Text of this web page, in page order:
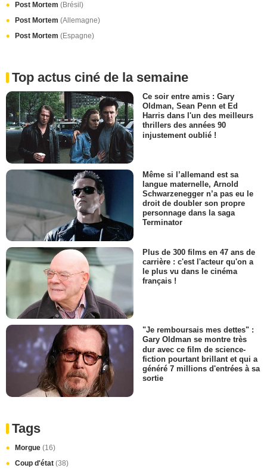
Post Mortem (Brésil)
Post Mortem (Allemagne)
Post Mortem (Espagne)
Top actus ciné de la semaine
Ce soir entre amis : Gary
Oldman, Sean Penn et Ed
Harris dans l'un des meilleurs
thrillers des années 90
injustement oublié !
Même si l’allemand est sa
langue maternelle, Arnold
Schwarzenegger n’a pas eu le
droit de doubler son propre
personnage dans la saga
Terminator
Plus de 300 films en 47 ans de
carrière : c'est l'acteur qu'on a
le plus vu dans le cinéma
français !
"Je remboursais mes dettes" :
Gary Oldman se montre très
dur avec ce film de science-
fiction pourtant brillant et qui a
généré 7 millions d'entrées à sa
sortie
Tags
Morgue (16)
Coup d'état (38)